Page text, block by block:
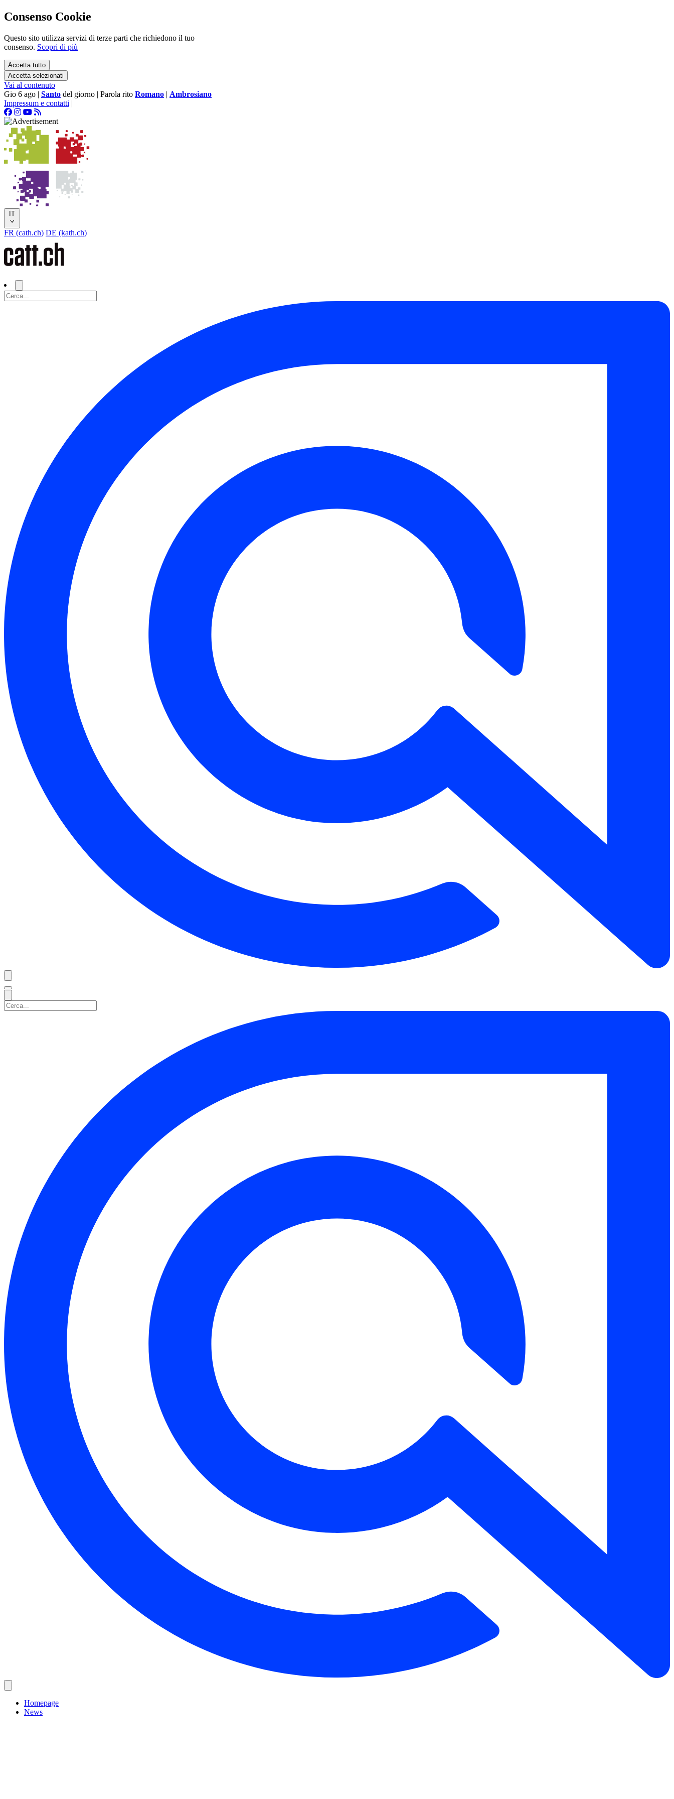
Consenso Cookie
Questo sito utilizza servizi di terze parti che richiedono il tuo
consenso. Scopri di più
Accetta tutto
Accetta selezionati
Vai al contenuto
Gio 6 ago | Santo del giorno | Parola rito Romano | Ambrosiano
Impressum e contatti |
IT
FR (cath.ch) DE (kath.ch)
Homepage
News